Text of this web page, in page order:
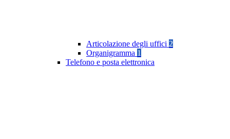
Articolazione degli uffici 2
Organigramma 1
Telefono e posta elettronica